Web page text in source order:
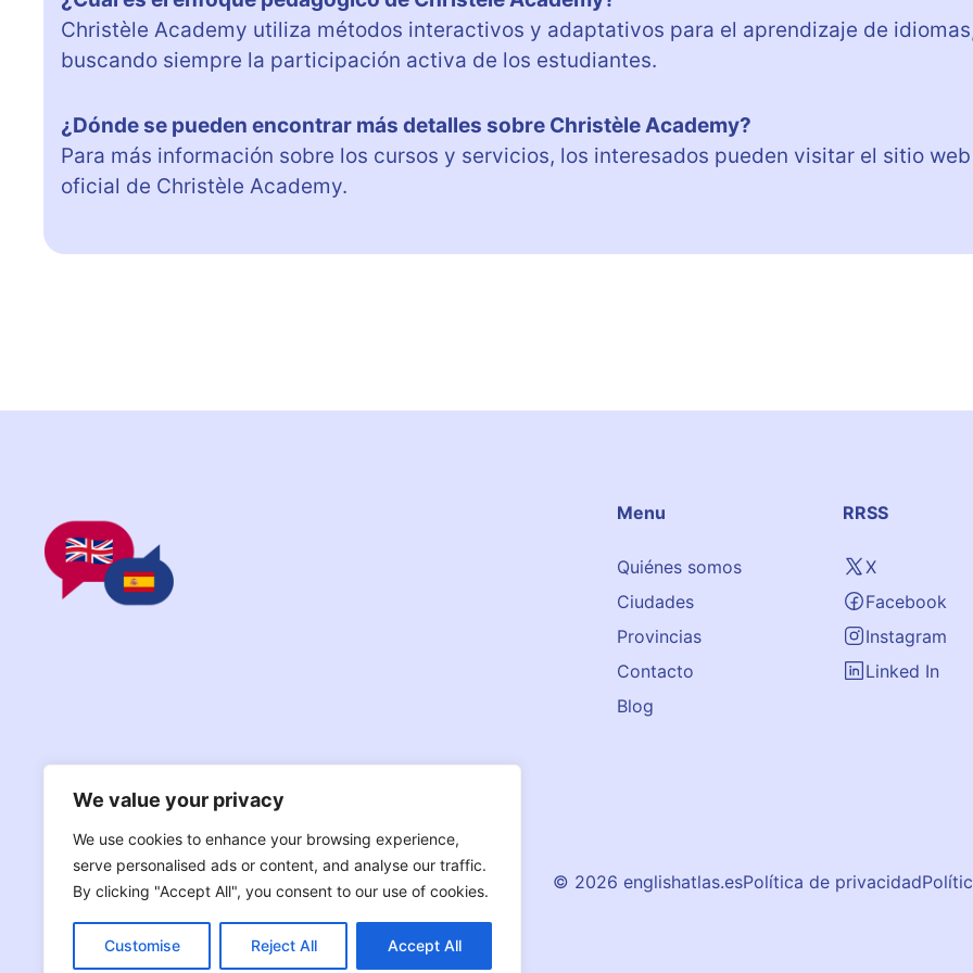
We value your privacy
We use cookies to enhance your browsing experience,
serve personalised ads or content, and analyse our traffic.
By clicking "Accept All", you consent to our use of cookies.
Customise Reject All Accept All
Christèle Academy utiliza métodos interactivos y adaptativos para el aprendizaje de
buscando siempre la participación activa de los estudiantes.
¿Dónde se pueden encontrar más detalles sobre Christèle Academy?
Para más información sobre los cursos y servicios, los interesados pueden visitar el sitio web
oficial de Christèle Academy.
Menu
Quiénes somos
Ciudades
Provincias
Contacto
Blog
RRSS
X
Facebook
Instagram
Linked In
© 2026 englishatlas.esPolítica de privacidad